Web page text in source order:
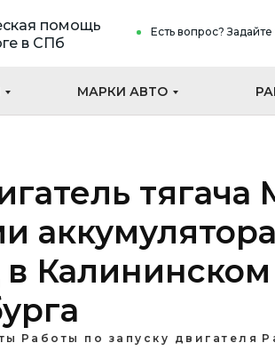
Есть вопрос? Задайте
МАРКИ АВТО
помощь
в СПб
тягача
Работы по запуску двигателя